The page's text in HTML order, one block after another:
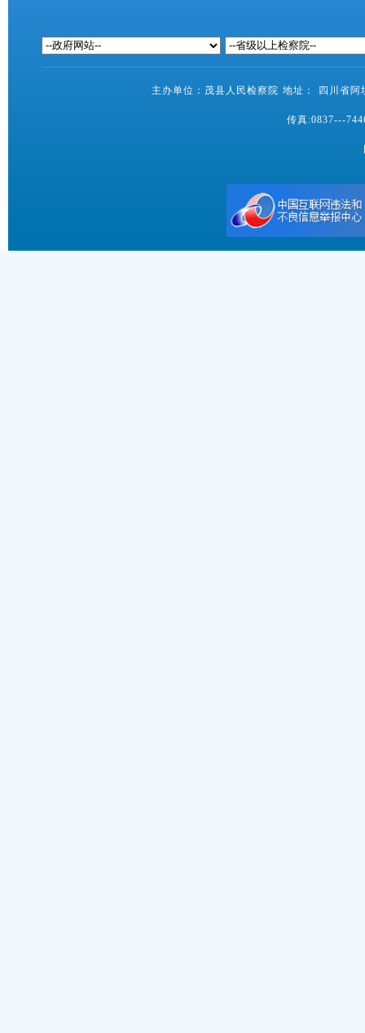
主办单位：茂县人民检察院 地址： 四川省
传真:0837---